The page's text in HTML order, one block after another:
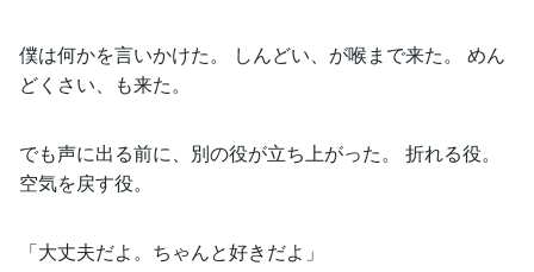
僕は何かを言いかけた。 しんどい、が喉まで来た。 めん
どくさい、も来た。
でも声に出る前に、別の役が立ち上がった。 折れる役。
空気を戻す役。
「大丈夫だよ。ちゃんと好きだよ」